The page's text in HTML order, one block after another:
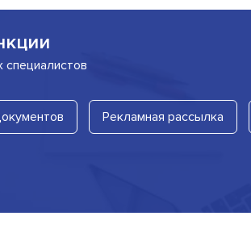
специалистов
Рекламная рассылка